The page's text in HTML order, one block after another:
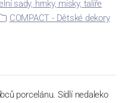
sady, hrnky, misky, talíře
COMPACT - Dětské dekory
porcelánu. Sídlí nedaleko